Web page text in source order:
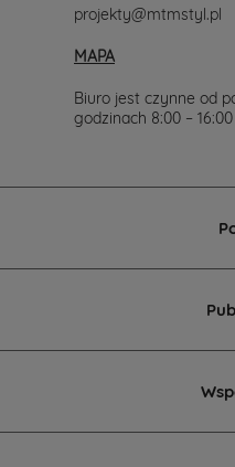
projekty@mtmstyl.pl
MAPA
Biuro jest czynne od
godzinach 8:00 – 16:00